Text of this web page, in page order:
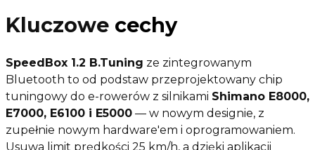
Kluczowe cechy
SpeedBox 1.2 B.Tuning ze zintegrowanym
Bluetooth to od podstaw przeprojektowany chip
tuningowy do e-rowerów z silnikami Shimano E8000,
E7000, E6100 i E5000 — w nowym designie, z
zupełnie nowym hardware'em i oprogramowaniem.
Usuwa limit prędkości 25 km/h, a dzięki aplikacji